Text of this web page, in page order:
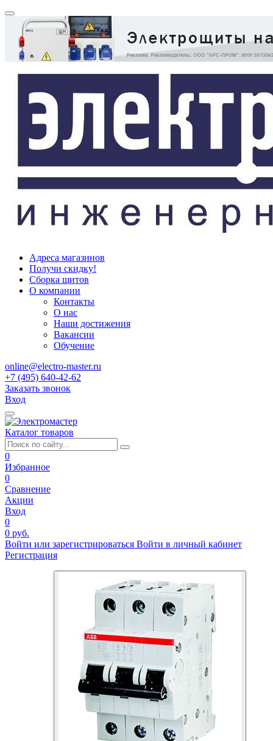
Адреса магазинов
Получи скидку!
Сборка щитов
О компании
Контакты
О нас
Наши достижения
Вакансии
Обучение
online@electro-master.ru
+7 (495) 640-42-62
Заказать звонок
Вход
Каталог товаров
0
Избранное
0
Сравнение
Акции
Вход
0
0 руб.
Войти или зарегистрироваться Войти в личный кабинет
Регистрация